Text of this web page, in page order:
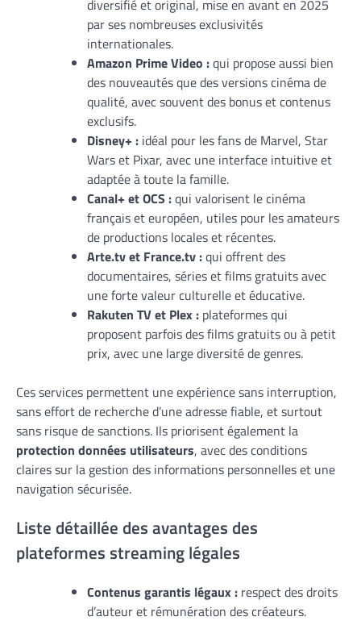
diversifié et original, mise en avant en 2025
par ses nombreuses exclusivités
internationales.
Amazon Prime Video :qui propose aussi bien
des nouveautés que des versions cinéma de
qualité, avec souvent des bonus et contenus
exclusifs.
Disney+ : idéal pour les fans de Marvel, Star
Wars et Pixar, avec une interface intuitive et
adaptée à toute la famille.
Canal+ et OCS :qui valorisent le cinéma
français et européen, utiles pour les amateurs
de productions locales et récentes.
Arte.tv et France.tv :qui offrent des
documentaires, séries et films gratuits avec
une forte valeur culturelle et éducative.
Rakuten TV et Plex : plateformes qui
proposent parfois des films gratuits ou à petit
prix, avec une large diversité de genres.
Ces services permettent une expérience sans interruption,
sans effort de recherche d’une adresse fiable, et surtout
sans risque de sanctions. Ils priorisent également la
protection données utilisateurs, avec des conditions
claires sur la gestion des informations personnelles et une
navigation sécurisée.
Liste détaillée des avantages des
plateformes streaming légales
Contenus garantis légaux : respect des droits
d’auteur et rémunération des créateurs.